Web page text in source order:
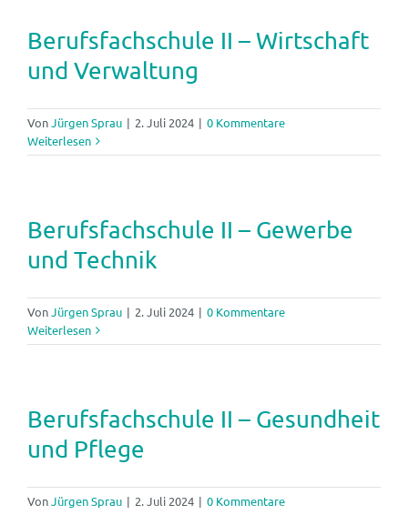
Berufsfachschule II – Wirtschaft
und Verwaltung
VonJürgen Sprau | 2. Juli 2024 | 0 Kommentare
Weiterlesen
Berufsfachschule II – Gewerbe
und Technik
VonJürgen Sprau | 2. Juli 2024 | 0 Kommentare
Weiterlesen
Berufsfachschule II – Gesundheit
und Pflege
VonJürgen Sprau | 2. Juli 2024 | 0 Kommentare